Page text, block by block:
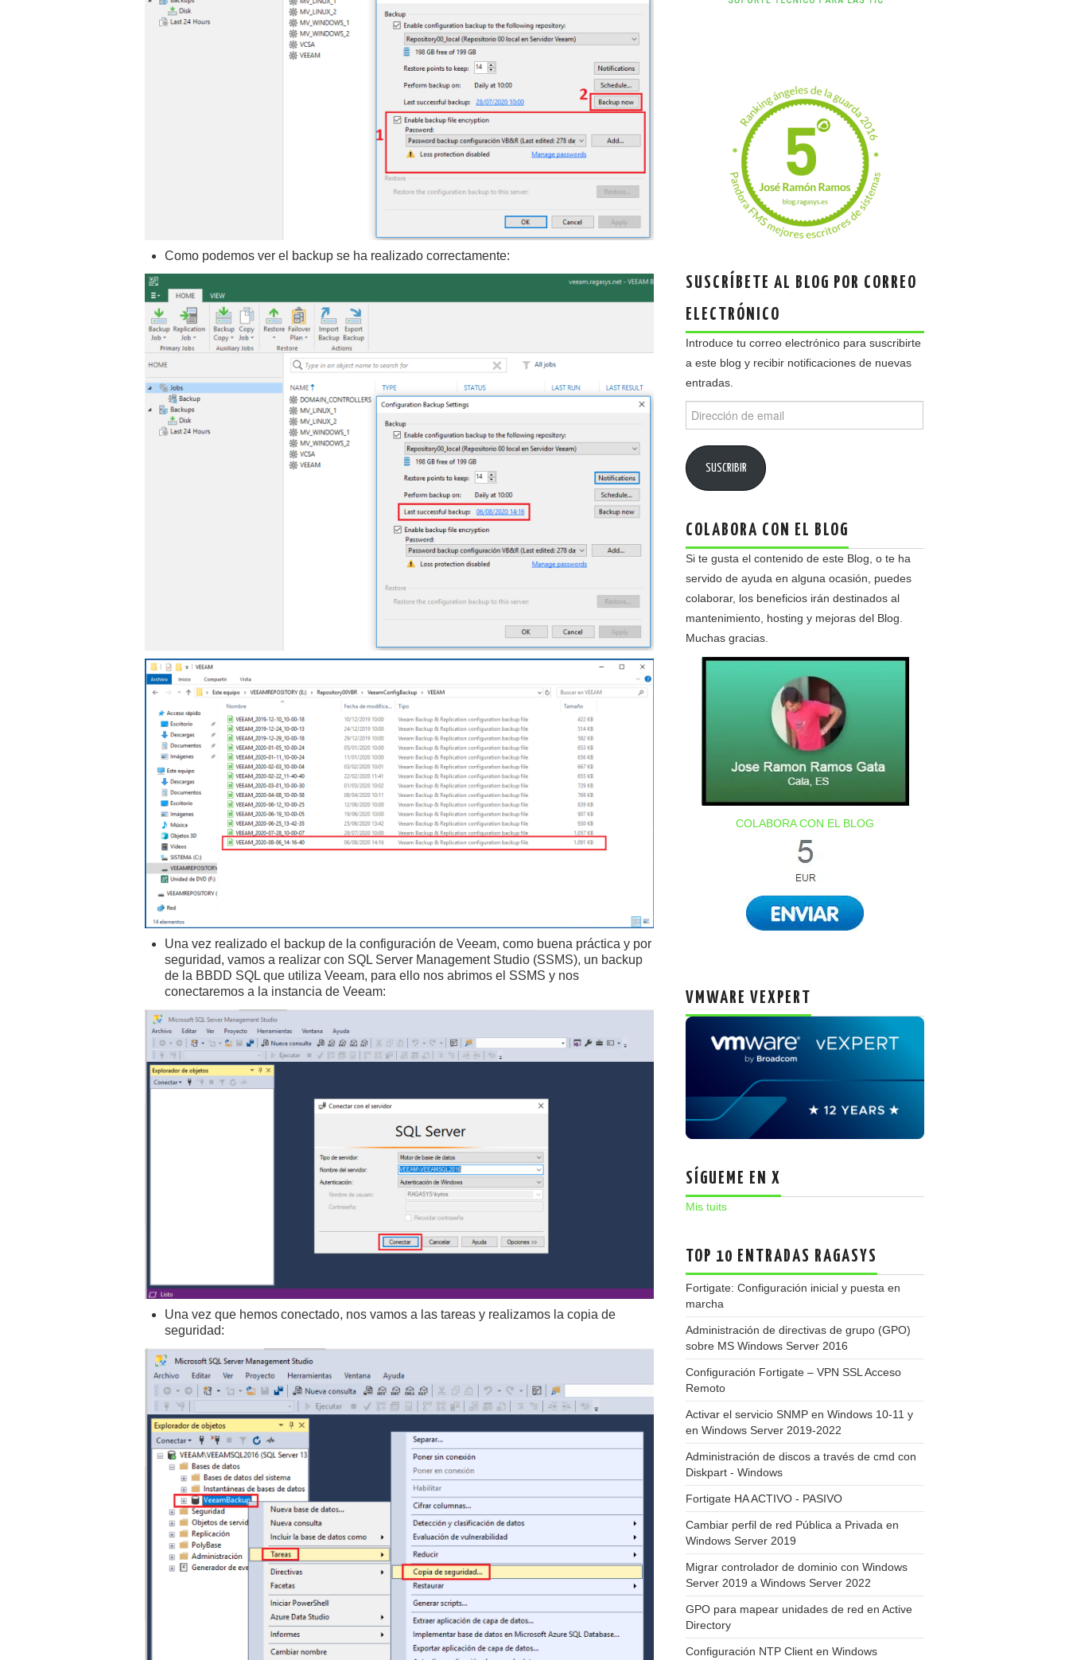
Como podemos ver el backup se ha realizado correctamente:
Una vez realizado el backup de la configuración de Veeam, como buena práctica y por
seguridad, vamos a realizar con SQL Server Management Studio (SSMS), un backup
de la BBDD SQL que utiliza Veeam, para ello nos abrimos el SSMS y nos
conectaremos a la instancia de Veeam:
Una vez que hemos conectado, nos vamos a las tareas y realizamos la copia de
seguridad:
SUSCRÍBETE AL BLOG POR CORREO
ELECTRÓNICO
Introduce tu correo electrónico para suscribirte
a este blog y recibir notificaciones de nuevas
entradas.
de
SUSCRIBIR
COLABORA CON EL BLOG
Si te gusta el contenido de este Blog, o te ha
servido de ayuda en alguna ocasión, puedes
colaborar, los beneficios irán destinados al
mantenimiento, hosting y mejoras del Blog.
Muchas gracias.
COLABORA CON EL BLOG
VMWARE VEXPERT
SÍGUEME EN X
Mis tuits
TOP 10 ENTRADAS RAGASYS
Fortigate: Configuración inicial y puesta en
marcha
Administración de directivas de grupo (GPO)
sobre MS Windows Server 2016
Configuración Fortigate – VPN SSL Acceso
Remoto
Activar el servicio SNMP en Windows 10-11 y
en Windows Server 2019-2022
Administración de discos a través de cmd con
Diskpart - Windows
Fortigate HA ACTIVO - PASIVO
Cambiar perfil de red Pública a Privada en
Windows Server 2019
Migrar controlador de dominio con Windows
Server 2019 a Windows Server 2022
GPO para mapear unidades de red en Active
Directory
Configuración NTP Client en Windows